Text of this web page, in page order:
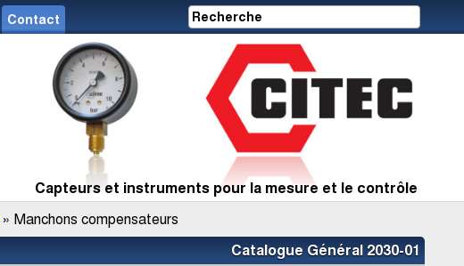
Contact
Capteurs et instruments pour la mesure et le contrôle
» Manchons compensateurs
Catalogue Général 2030-01